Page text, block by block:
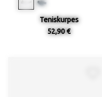
Teniskurpes
52,90 €